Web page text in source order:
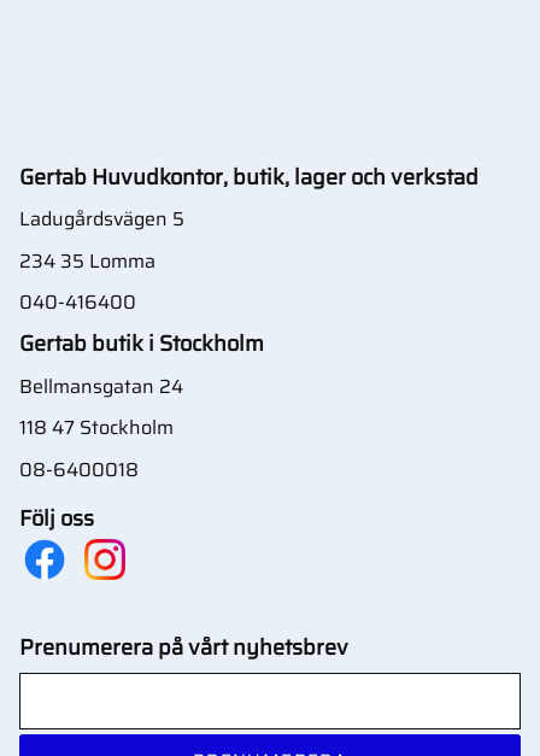
Gertab Huvudkontor, butik, lager och verkstad
Ladugårdsvägen 5
234 35 Lomma
040-416400
Gertab butik i Stockholm
Bellmansgatan 24
118 47 Stockholm
08-6400018
Följ oss
Prenumerera på vårt nyhetsbrev